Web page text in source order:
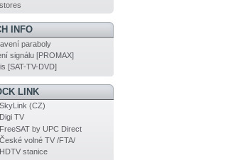
INFO
paraboly
signálu [PROMAX]
[SAT-TV-DVD]
LINK
SkyLink (CZ)
Digi TV
FreeSAT by UPC Direct
České volné TV /FTA/
HDTV stanice